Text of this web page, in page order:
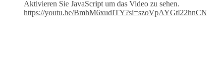
Aktivieren Sie JavaScript um das Video zu sehen.
https://youtu.be/BmhM6xudITY?si=szoVpAYGtl22hnCN